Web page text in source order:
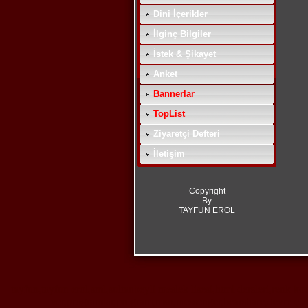
Dini İçerikler
İlginç Bilgiler
İstek & Şikayet
Anket
Bannerlar
TopList
Ziyaretçi Defteri
İletişim
Copyright
By
TAYFUN EROL